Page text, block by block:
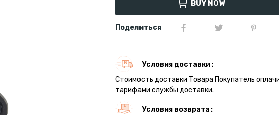
BUY NOW
Поделиться
Условия доставки
Стоимость доставки Товара Покупатель
тарифами службы доставки.
Условия возврата